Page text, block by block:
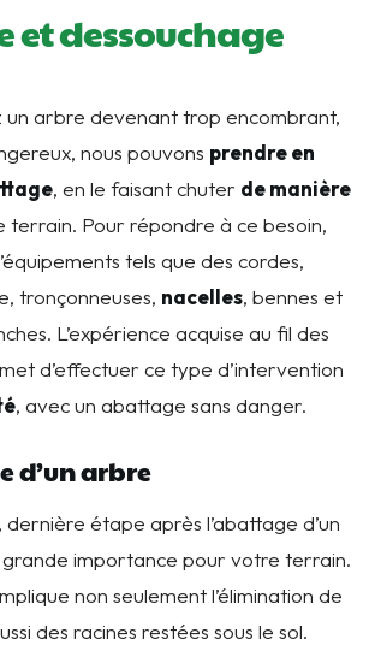
et dessouchage
un arbre devenant trop encombrant,
nous pouvons prendre en
, en le faisant chuter de manière
terrain. Pour répondre à ce besoin,
tels que des cordes,
tronçonneuses, nacelles, bennes et
L’expérience acquise au fil des
d’effectuer ce type d’intervention
, avec un abattage sans danger.
d’un arbre
étape après l’abattage d’un
importance pour votre terrain.
non seulement l’élimination de
des racines restées sous le sol.